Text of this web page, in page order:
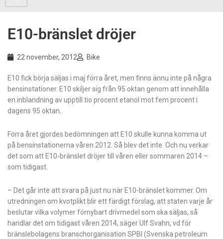
E10-bränslet dröjer
22 november, 2012 Bike
E10 fick börja säljas i maj förra året, men finns ännu inte på några
bensinstationer. E10 skiljer sig från 95 oktan genom att innehålla
en inblandning av upptill tio procent etanol mot fem procent i
dagens 95 oktan.
Förra året gjordes bedömningen att E10 skulle kunna komma ut
på bensinstationerna våren 2012. Så blev det inte. Och nu verkar
det som att E10-bränslet dröjer till våren eller sommaren 2014 –
som tidigast.
– Det går inte att svara på just nu när E10-bränslet kommer. Om
utredningen om kvotplikt blir ett färdigt förslag, att staten varje år
beslutar vilka volymer förnybart drivmedel som ska säljas, så
handlar det om tidigast våren 2014, säger Ulf Svahn, vd för
bränslebolagens branschorganisation SPBI (Svenska petroleum